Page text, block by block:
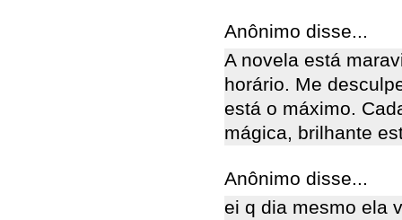
Anônimo disse...
A novela está
horário. Me
está o máximo.
mágica, brilhante
Anônimo disse...
ei q dia mesmo ela